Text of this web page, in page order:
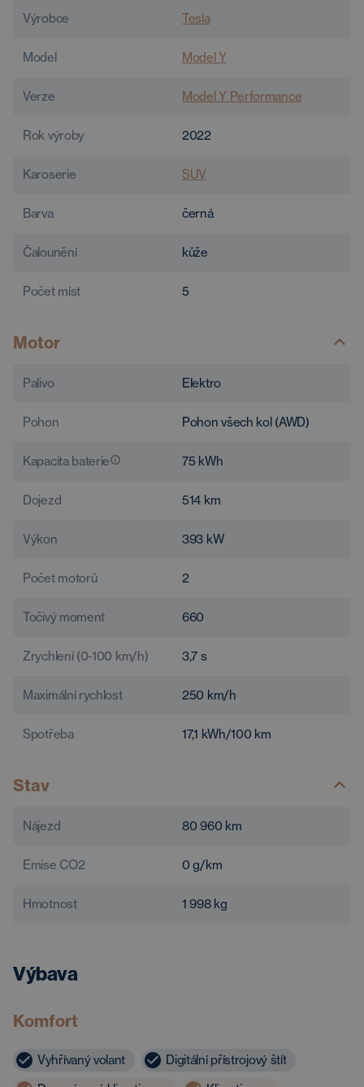
Výrobce Tesla
Model Model Y
Verze Model Y Performance
Rok výroby 2022
Karoserie SUV
Barva černá
Čalounění kůže
Počet míst 5
Motor
Palivo Elektro
Pohon Pohon všech kol (AWD)
Kapacita baterie 75 kWh
Dojezd 514 km
Výkon 393 kW
Počet motorů 2
Točivý moment 660
Zrychlení (0-100 km/h) 3,7 s
Maximální rychlost 250 km/h
Spotřeba 17,1 kWh/100 km
Stav
Nájezd 80 960 km
Emise CO2 0 g/km
Hmotnost 1 998 kg
Výbava
Komfort
Vyhřívaný volant
Digitální přístrojový štít